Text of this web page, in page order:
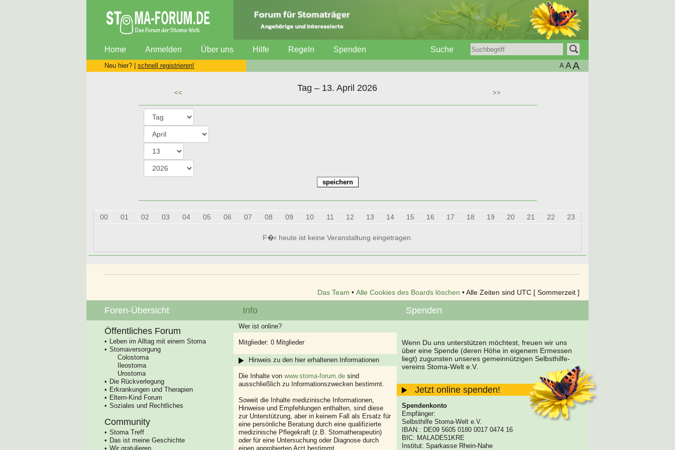
Home Anmelden Über uns Hilfe Regeln Spenden Suche
Neu hier? | schnell registrieren! A AA
<< Tag – 13. April 2026 >>
00 01 02 03 04 05 06 07 08 09 10 11 12 13 14 15 16 17 18 19 20 21 22 23
F�r heute ist keine Veranstaltung eingetragen.
Das Team • Alle Cookies des Boards löschen • Alle Zeiten sind UTC [ Sommerzeit ]
Foren-Übersicht
Öffentliches Forum
Leben im Alltag mit einem Stoma
Stomaversorgung
Colostoma
Ileostoma
Urostoma
Die Rückverlegung
Erkrankungen und Therapien
Eltern-Kind Forum
Soziales und Rechtliches
Community
Stoma Treff
Das ist meine Geschichte
Wir gratulieren
Info
Wer ist online?
Mitglieder: 0 Mitglieder
Hinweis zu den hier erhaltenen Informationen
Die Inhalte von www.stoma-forum.de sind
ausschließlich zu Informationszwecken bestimmt.
Soweit die Inhalte medizinische Informationen,
Hinweise und Empfehlungen enthalten, sind diese
zur Unterstützung, aber in keinem Fall als Ersatz für
eine persönliche Beratung durch eine qualifizierte
medizinische Pflegekraft (z.B. Stomatherapeutin)
oder für eine Untersuchung oder Diagnose durch
einen approbierten Arzt bestimmt.
Spenden
Wenn Du uns unterstützen möchtest, freuen wir uns
über eine Spende (deren Höhe in eigenem Ermessen
liegt) zugunsten unseres gemeinnützigen Selbsthilfe-
vereins Stoma-Welt e.V.
Jetzt online spenden!
Spendenkonto
Empfänger:
Selbsthilfe Stoma-Welt e.V.
IBAN.: DE09 5605 0180 0017 0474 16
BIC: MALADE51KRE
Institut: Sparkasse Rhein-Nahe